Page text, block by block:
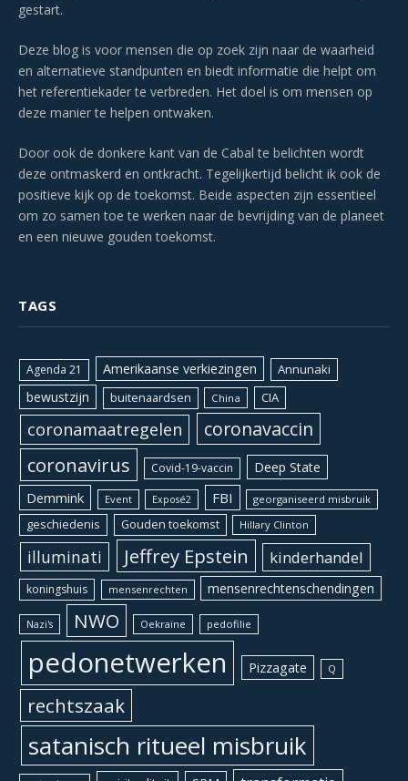
gestart.
Deze blog is voor mensen die op zoek zijn naar de waarheid
en alternatieve standpunten en biedt informatie die helpt om
het referentiekader te verbreden. Het doel is om mensen op
deze manier te helpen ontwaken.
Door ook de donkere kant van de Cabal te belichten wordt
deze ontmaskerd en ontkracht. Tegelijkertijd belicht ik ook de
positieve kijk op de toekomst. Beide aspecten zijn essentieel
om zo samen toe te werken naar de bevrijding van de planeet
en een nieuwe gouden toekomst.
TAGS
Agenda 21 Amerikaanse verkiezingen Annunaki
bewustzijn buitenaardsen China CIA
coronamaatregelen coronavaccin
coronavirus Covid-19-vaccin Deep State
Demmink Event Exposé2 FBI georganiseerd misbruik
geschiedenis Gouden toekomst Hillary Clinton
illuminati Jeffrey Epstein kinderhandel
koningshuis mensenrechten mensenrechtenschendingen
Nazi's NWO Oekraïne pedofilie
pedonetwerken Pizzagate Q
rechtszaak
satanisch ritueel misbruik